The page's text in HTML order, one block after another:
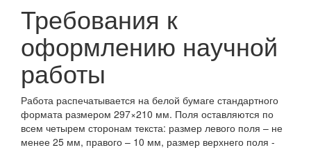
Требования к
оформлению научной
работы
Работа распечатывается на белой бумаге стандартного
формата размером 297×210 мм. Поля оставляются по
всем четырем сторонам текста: размер левого поля – не
менее 25 мм, правого – 10 мм, размер верхнего поля -